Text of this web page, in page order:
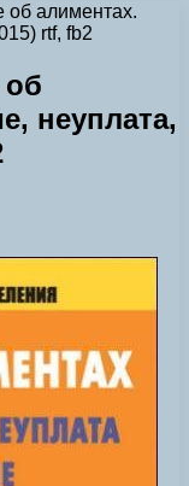
алиментах.
rtf, fb2
неуплата,